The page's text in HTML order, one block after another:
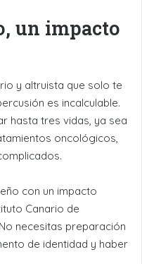
un impacto
y altruista que solo te
es incalculable.
hasta tres vidas, ya sea
oncológicos,
con un impacto
Canario de
necesitas preparación
de identidad y haber